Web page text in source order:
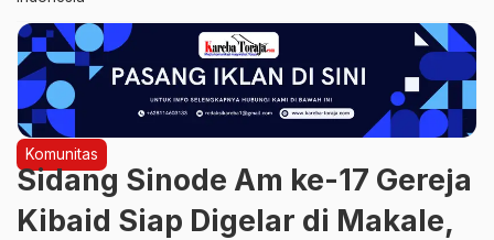
Komunitas
Sidang Sinode Am ke-17 Gereja
Kibaid Siap Digelar di Makale,